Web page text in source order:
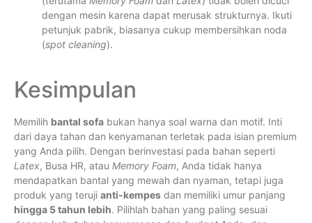
dengan mesin karena dapat merusak strukturnya. Ikuti
petunjuk pabrik, biasanya cukup membersihkan noda
(spot cleaning).
Kesimpulan
Memilih bantal sofa bukan hanya soal warna dan motif. Inti
dari daya tahan dan kenyamanan terletak pada isian premium
yang Anda pilih. Dengan berinvestasi pada bahan seperti
Latex, Busa HR, atau Memory Foam, Anda tidak hanya
mendapatkan bantal yang mewah dan nyaman, tetapi juga
produk yang teruji anti-kempes dan memiliki umur panjang
hingga 5 tahun lebih. Pilihlah bahan yang paling sesuai